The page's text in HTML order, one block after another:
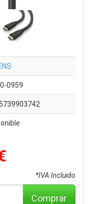
0959
*IVA Incluido
Comprar